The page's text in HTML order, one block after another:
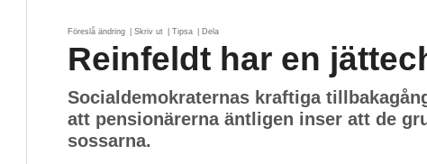
Föreslå ändring Skriv ut Tipsa Dela
Reinfeldt har en
Socialdemokraternas kraftiga
att pensionärerna äntligen inser att de
sossarna.